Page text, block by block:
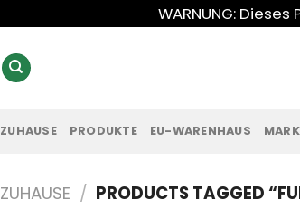
WARNUNG:
ZUHAUSE PRODUKTE EU-WARENHAUS
ZUHAUSE / PRODUCTS TAGGED